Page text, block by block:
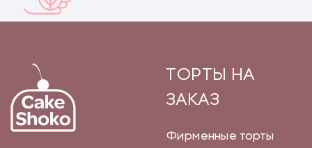
ТОРТЫ НА
ЗАКАЗ
Фирменные торты